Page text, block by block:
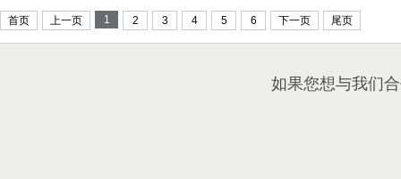
首页 上一页 1 2 3 4 5 6 下一页 尾页
如果您想与我们